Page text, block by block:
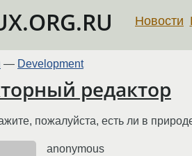
Новости
— Development
редактор
пожалуйста, есть ли в
anonymous